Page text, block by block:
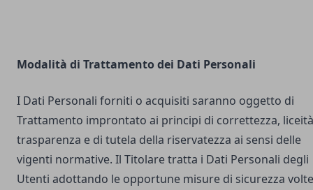
Modalità di Trattamento dei Dati Personali
I Dati Personali forniti o acquisiti saranno oggetto di
Trattamento improntato ai principi di correttezza,
trasparenza e di tutela della riservatezza ai sensi delle
vigenti normative. Il Titolare tratta i Dati Personali degli
Utenti adottando le opportune misure di sicurezza volte